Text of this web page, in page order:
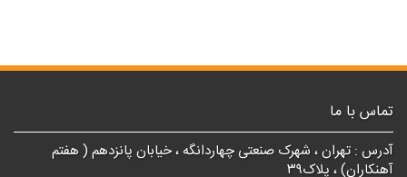
تماس با ما
آدرس : تهران ، شهرک صنعتی چهاردانگه ، خیابان پانزدهم ( هفتم
آهنکاران) ، پلاک۳۹